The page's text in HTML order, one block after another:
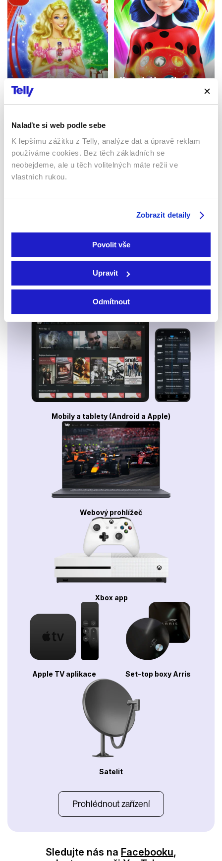
Nalaďte si web podle sebe
K lepšímu zážitku z Telly, analýze dat a úpravě reklam
používáme cookies. Bez těch základních se
neobejdeme, ale u těch volitelných máte režii ve
vlastních rukou.
Zobrazit detaily
Povolit vše
Upravit
Odmítnout
Barbie v Louskáčku
2001 | 84 min
Kouzelná beruška a
Sledujte kdekoliv až na 6 zařízeních
Sledovat internetovou televizi jde odkudkoliv
Mobily a tablety (Android a Apple)
Webový prohlížeč
Xbox app
Apple TV aplikace Set-top boxy Arris
Satelit
Prohlédnout zařízení
Sledujte nás na Facebooku,